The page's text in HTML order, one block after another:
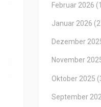
Februar 2026
Januar 2026
Dezember
November
Oktober 2025
September